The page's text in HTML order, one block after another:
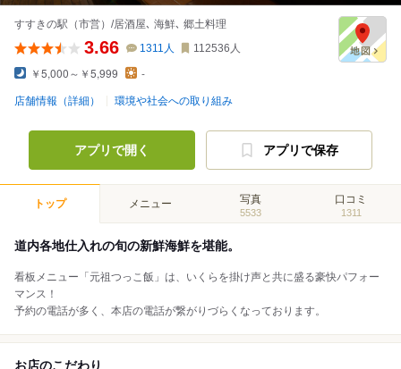
すすきの駅（市営）/居酒屋､ 海鮮､ 郷土料理
3.66 1311 人 112536 人
￥5,000～￥5,999 -
店舗情報（詳細） 環境や社会への取り組み
アプリで開く アプリで保存
トップ メニュー 写真
5533
口コミ
1311
道内各地仕入れの旬の新鮮海鮮を堪能。
看板メニュー「元祖つっこ飯」は、いくらを掛け声と共に盛る豪快パフォー
マンス！
予約の電話が多く、本店の電話が繋がりづらくなっております。
お店のこだわり